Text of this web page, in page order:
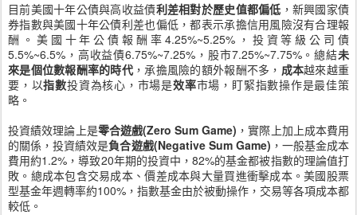
目前美國十年公債與高收益債利差相對於歷史值都偏低 ，新興國家債
券指數與美國十年公債利差也偏低，都表示承擔信用風險沒有合理報
酬。美國十年公債報酬率4.25%~5.25%，投資等級公司債
5.5%~6.5%，高收益債6.75%~7.25%，股市7.25%~7.75%。總結未
來是個位數報酬率的時代，承擔風險的額外報酬不多， 成本越來越重
要，以指數投資為核心，市場是效率市場，盯緊指數操作是最佳策
略。
投資績效理論上是零合遊戲(Zero Sum Game) ，實際上加上成本費用
的關係，投資績效是負合遊戲(Negative Sum Game) ，一般基金成本
費用約1.2%，導致20年期的投資中，82%的基金都被指數的理論值打
敗。總成本包含交易成本、價差成本與大量買進衝擊成本。美國股票
型基金年週轉率約100%，指數基金由於被動操作，交易等各項成本都
較低。